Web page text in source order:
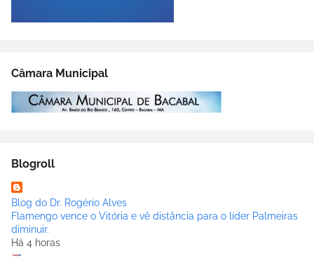
Câmara Municipal
Blogroll
Blog do Dr. Rogério Alves
Flamengo vence o Vitória e vê distância para o líder Palmeiras
diminuir.
Há 4 horas